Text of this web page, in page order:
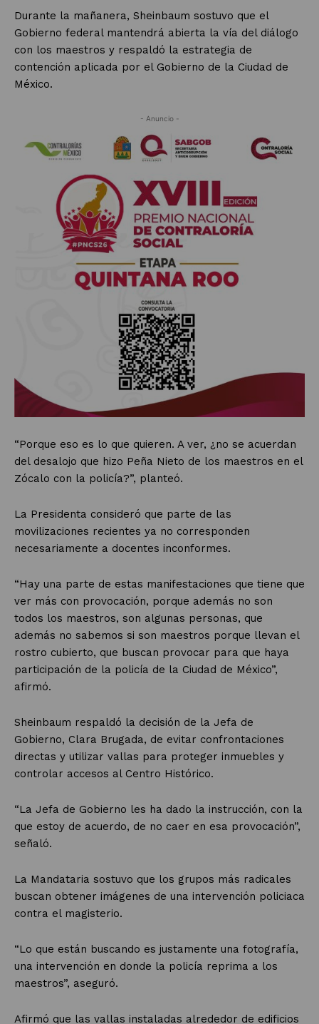
Durante la mañanera, Sheinbaum sostuvo que el
Gobierno federal mantendrá abierta la vía del diálogo
con los maestros y respaldó la estrategia de
contención aplicada por el Gobierno de la Ciudad de
México.
- Anuncio -
“Porque eso es lo que quieren. A ver, ¿no se acuerdan
del desalojo que hizo Peña Nieto de los maestros en el
Zócalo con la policía?”, planteó.
La Presidenta consideró que parte de las
movilizaciones recientes ya no corresponden
necesariamente a docentes inconformes.
“Hay una parte de estas manifestaciones que tiene que
ver más con provocación, porque además no son
todos los maestros, son algunas personas, que
además no sabemos si son maestros porque llevan el
rostro cubierto, que buscan provocar para que haya
participación de la policía de la Ciudad de México”,
afirmó.
Sheinbaum respaldó la decisión de la Jefa de
Gobierno, Clara Brugada, de evitar confrontaciones
directas y utilizar vallas para proteger inmuebles y
controlar accesos al Centro Histórico.
“La Jefa de Gobierno les ha dado la instrucción, con la
que estoy de acuerdo, de no caer en esa provocación”,
señaló.
La Mandataria sostuvo que los grupos más radicales
buscan obtener imágenes de una intervención policiaca
contra el magisterio.
“Lo que están buscando es justamente una fotografía,
una intervención en donde la policía reprima a los
maestros”, aseguró.
Afirmó que las vallas instaladas alrededor de edificios